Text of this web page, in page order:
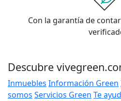
Con la garantía de
Descubre
Inmuebles Información Green
somos Servicios Green Te